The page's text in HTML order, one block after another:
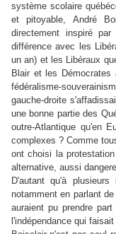
système scolaire
et pitoyable, André
directement inspiré
différence avec les
un an) et les Libéraux
Blair et les
fédéralisme-
gauche-droite
une bonne partie des
outre-Atlantique qu'en
complexes ? Comme
ont choisi la
alternative, aussi
D'autant qu'à
notamment en parlant
auraient pu prendre
l'indépendance qui